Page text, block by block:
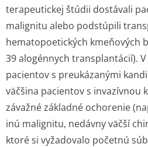
terapeutickej štúdii dostávali
malignitu alebo podstúpili
hematopoetických kmeňových
39 alogénnych transplantácií).
pacientov s preukázanými
väčšina pacientov s invazívnou
závažné základné ochorenie
inú malignitu, nedávny väčší
ktoré si vyžadovalo početnú